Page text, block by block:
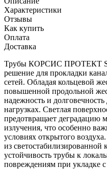
Характеристики
Отзывы
Как купить
Оплата
Доставка
Трубы КОРСИС ПРОТЕКТ
решение для прокладки
сетей. Обладая кольцевой
повышенной продольной
надежность и
нагрузках. Светлая
предотвращает деградацию
излучения, что особенно
условиях открытого
из
устойчивость трубы к
повреждениям при укладке